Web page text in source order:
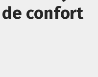
confort